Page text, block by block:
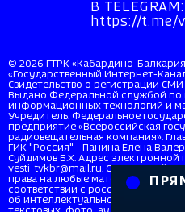
В TELEGRAM:
https://t.me/
© 2026 ГТРК «Кабардино-
«Государственный Интернет-
Свидетельство о регистрации
Выдано Федеральной службой по
информационных технологий и
Учредитель: Федеральное
предприятие «Всероссийская
радиовещательная компания».
ГИК "Россия" - Панина Елена
Суйдимов Б.Х. Адрес электронной
vesti_tvkbr@mail.ru. Справочный
права на любые материалы,
соответствии с российским и
об интеллектуальной